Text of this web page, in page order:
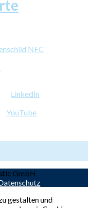
NFC
LinkedIn
YouTube
GmbH
gestalten und